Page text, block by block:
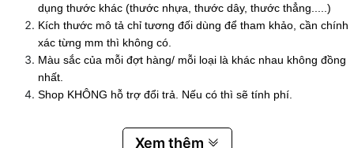
dụng thước khác (thước nhựa, thước dây, thước thẳng.....)
Kích thước mô tả chỉ tương đối dùng để tham khảo, cần chính
xác từng mm thì không có.
Màu sắc của mỗi đợt hàng/ mỗi loại là khác nhau không đồng
nhất.
Shop KHÔNG hỗ trợ đổi trả. Nếu có thì sẽ tính phí.
Xem thêm